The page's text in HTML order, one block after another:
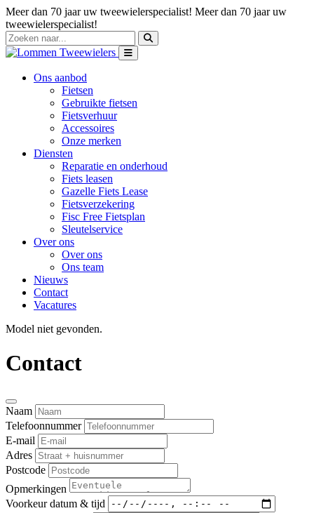
Meer dan 70 jaar uw tweewielerspecialist! Meer dan 70 jaar uw
tweewielerspecialist!
Ons aanbod
Fietsen
Gebruikte fietsen
Fietsverhuur
Accessoires
Onze merken
Diensten
Reparatie en onderhoud
Fiets leasen
Gazelle Fiets Lease
Fietsverzekering
Fisc Free Fietsplan
Sleutelservice
Over ons
Over ons
Ons team
Nieuws
Contact
Vacatures
Model niet gevonden.
Contact
Naam
Telefoonnummer
E-mail
Adres
Postcode
Opmerkingen
Voorkeur datum & tijd